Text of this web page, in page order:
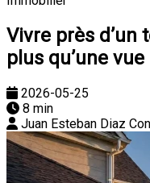
Vivre près d’un
plus qu’une
2026-05-25
8 min
Juan Esteban Diaz